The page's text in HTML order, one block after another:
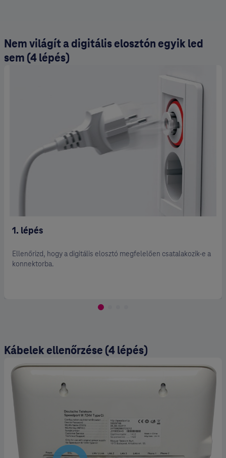
Nem világít a digitális elosztón egyik led
sem (4 lépés)
elosztó megfelelően csatalakozik-e a Ellenőrizd, hogy
Kábelek ellenőrzése (4 lépés)